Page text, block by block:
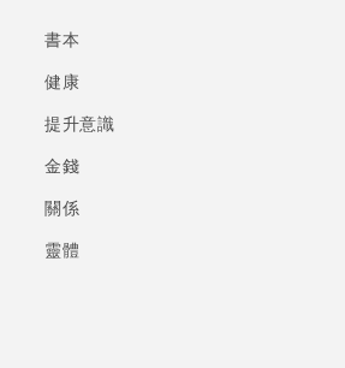
書本
健康
提升意識
金錢
關係
靈體